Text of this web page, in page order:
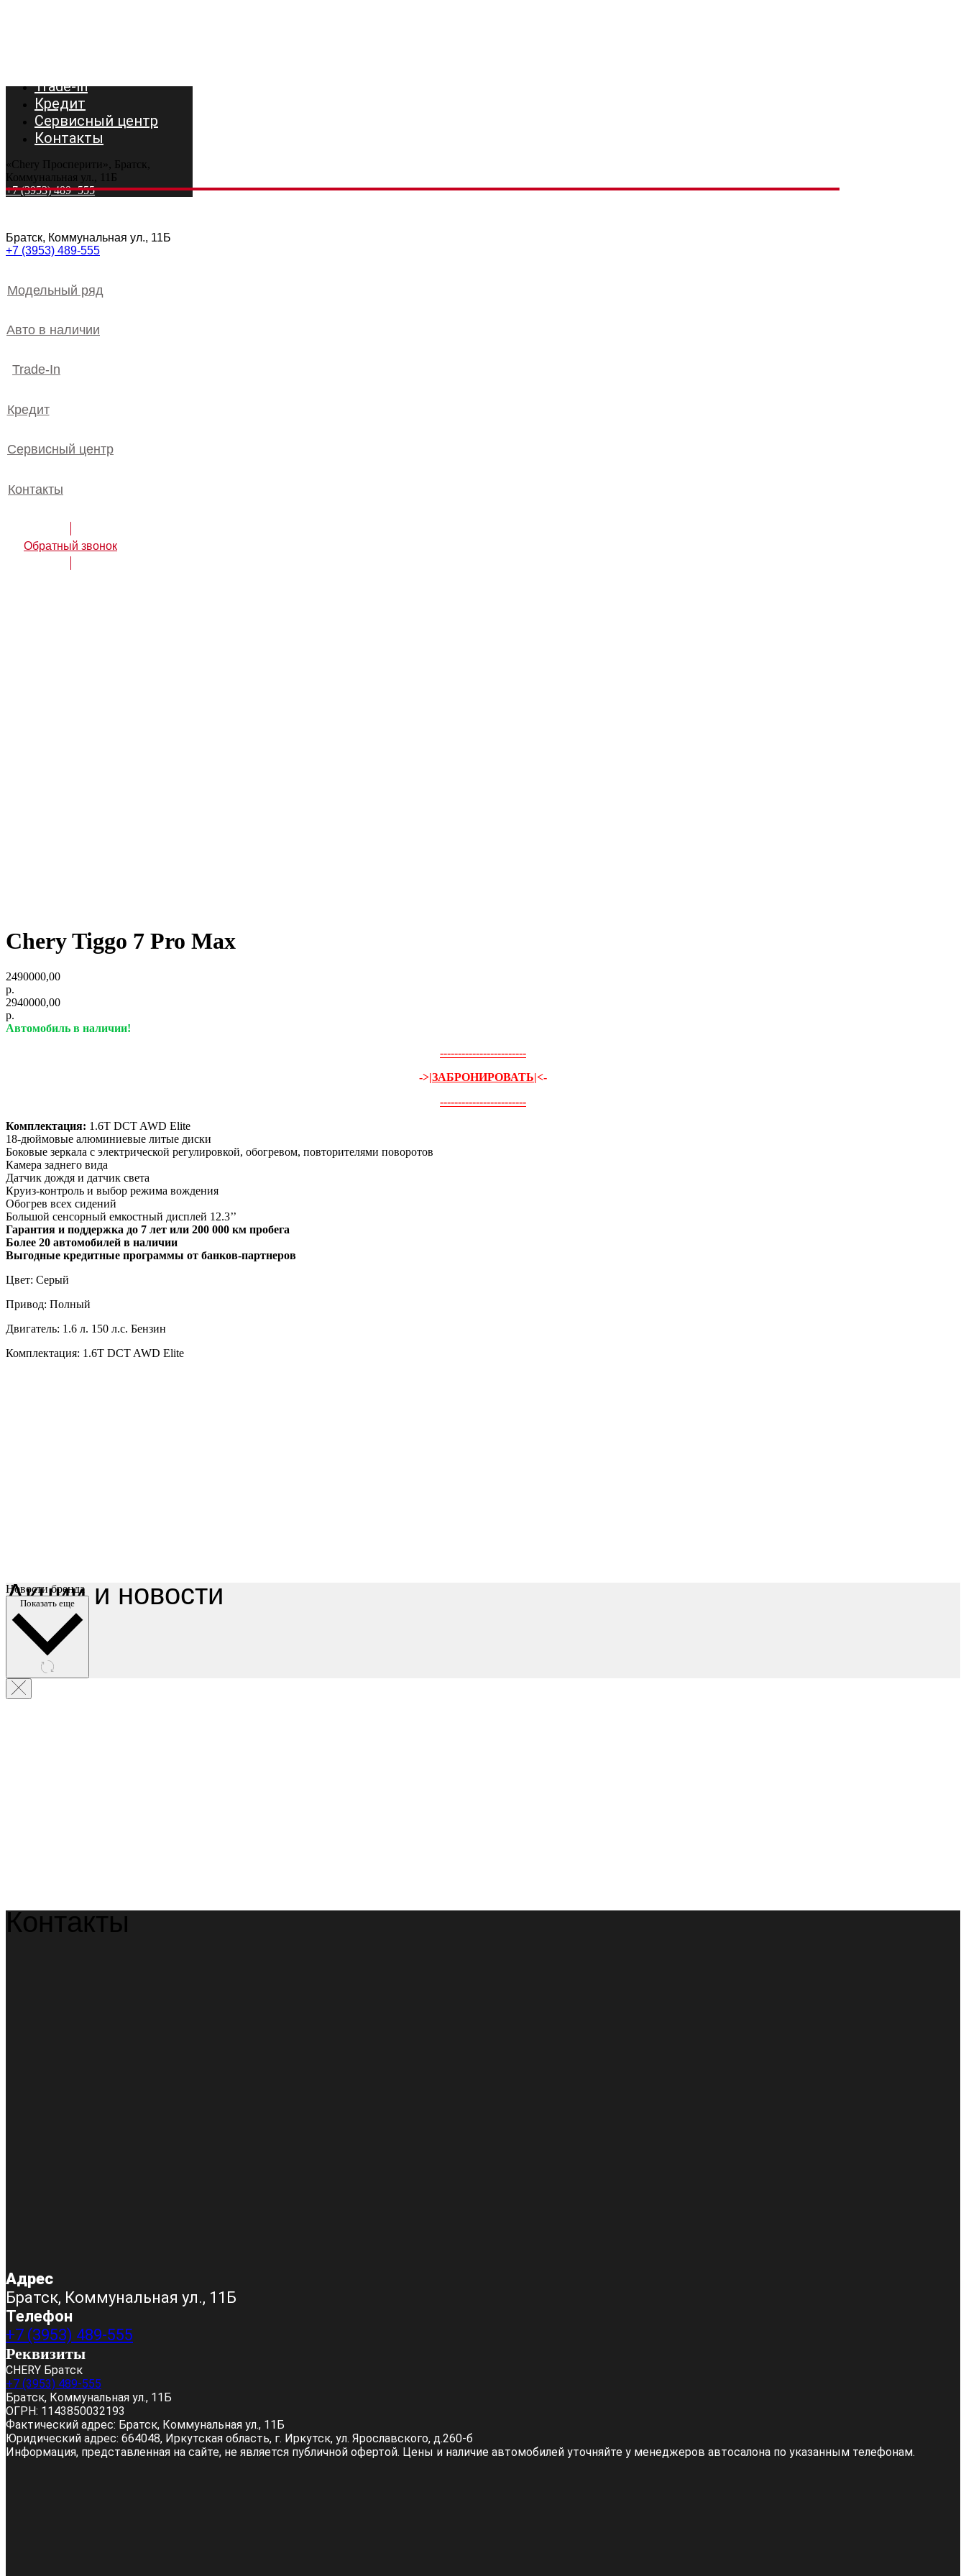
Братск, Коммунальная ул., 11Б
+7 (3953) 489-555
Модельный ряд
Авто в наличии
Trade-In
Кредит
Сервисный центр
Контакты
Обратный звонок
Trade-In
Кредит
Сервисный центр
Контакты
«Chery Просперити», Братск,
Коммунальная ул., 11Б
+7 (3953) 489−555
Chery Tiggo 7 Pro Max
2490000,00
р.
2940000,00
р.
Автомобиль в наличии!
------------------------
->|ЗАБРОНИРОВАТЬ|<-
------------------------
Комплектация: 1.6T DCT AWD Elite
18-дюймовые алюминиевые литые диски
Боковые зеркала с электрической регулировкой, обогревом, повторителями поворотов
Камера заднего вида
Датчик дождя и датчик света
Круиз-контроль и выбор режима вождения
Обогрев всех сидений
Большой сенсорный емкостный дисплей 12.3’’
Гарантия и поддержка до 7 лет или 200 000 км пробега
Более 20 автомобилей в наличии
Выгодные кредитные программы от банков-партнеров
Цвет: Серый
Привод: Полный
Двигатель: 1.6 л. 150 л.с. Бензин
Комплектация: 1.6T DCT AWD Elite
Акции и новости
Новости бренда
Показать еще
Контакты
Адрес
Братск, Коммунальная ул., 11Б
Телефон
+7 (3953) 489-555
Реквизиты
CHERY Братск
+7 (3953) 489-555
Братск, Коммунальная ул., 11Б
ОГРН: 1143850032193
Фактический адрес: Братск, Коммунальная ул., 11Б
Юридический адрес: 664048, Иркутская область, г. Иркутск, ул. Ярославского, д.260-б
Информация, представленная на сайте, не является публичной офертой. Цены и наличие автомобилей уточняйте у менеджеров автосалона по указанным телефонам.